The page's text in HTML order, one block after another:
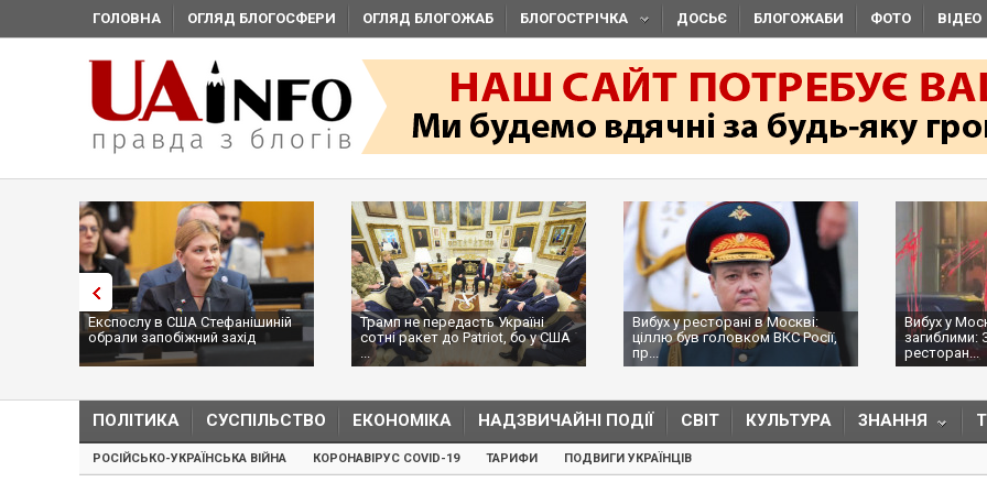
ГОЛОВНА ОГЛЯД БЛОГОСФЕРИ ОГЛЯД БЛОГОЖАБ БЛОГОСТРІЧКА ДОСЬЄ БЛОГОЖАБИ ФОТО ВІДЕО
Експослу в США Стефанішиній
обрали запобіжний захід
Трамп не передасть Україні
сотні ракет до Patriot, бо у США
...
Вибух у ресторані в Москві:
ціллю був головком ВКС Росії,
пр...
Вибух у
загиблими:
ресторан...
ПОЛІТИКА СУСПІЛЬСТВО ЕКОНОМІКА НАДЗВИЧАЙНІ ПОДІЇ СВІТ КУЛЬТУРА ЗНАННЯ
РОСІЙСЬКО-УКРАЇНСЬКА ВІЙНА КОРОНАВІРУС COVID-19 ТАРИФИ ПОДВИГИ УКРАЇНЦІВ